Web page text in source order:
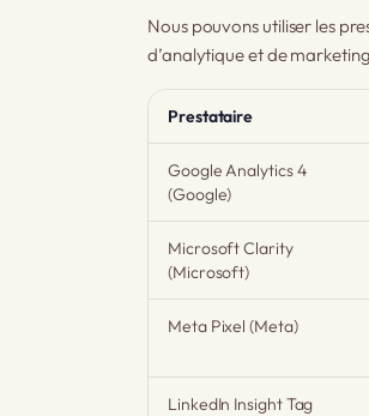
Nous pouvons utiliser les
d’analytique et de
Prestataire
Google Analytics 4
(Google)
Microsoft Clarity
(Microsoft)
Meta Pixel (Meta)
LinkedIn Insight Tag